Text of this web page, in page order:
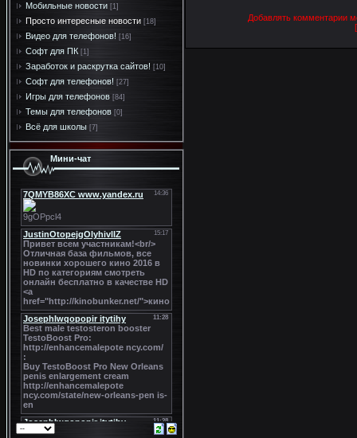
Мобильные новости [1]
Просто интересные новости [18]
Видео для телефонов! [16]
Софт для ПК [1]
Заработок и раскрутка сайтов! [10]
Софт для телефонов! [27]
Игры для телефонов [84]
Темы для телефонов [0]
Всё для школы [7]
Мини-чат
Добавлять комментарии